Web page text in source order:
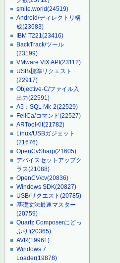
smile.world(24519)
Android/ディレクトリ構
成(23683)
IBM T221(23416)
BackTrack/ツール
(23199)
VMware VIX API(23112)
USB/標準リクエスト
(22917)
Objective-C/ファイル入
出力(22591)
A5：SQL Mk-2(22529)
FeliCa/コマンド(22527)
ARToolKit(21782)
Linux/USBガジェット
(21676)
OpenCvSharp(21605)
デバイスセットアップク
ラス(21088)
OpenCV/cv(20836)
Windows SDK(20827)
USB/リクエスト(20785)
基礎文法最速マスター
(20759)
Quartz Composerにどっ
ぷり!(20365)
AVR(19961)
Windows 7
Loader(19878)